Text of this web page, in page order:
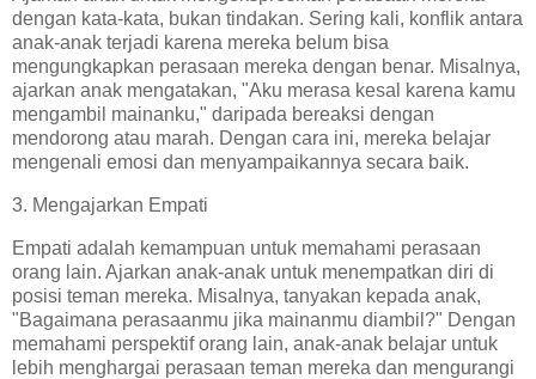
dengan kata-kata, bukan tindakan. Sering kali, konflik antara
anak-anak terjadi karena mereka belum bisa
mengungkapkan perasaan mereka dengan benar. Misalnya,
ajarkan anak mengatakan, "Aku merasa kesal karena kamu
mengambil mainanku," daripada bereaksi dengan
mendorong atau marah. Dengan cara ini, mereka belajar
mengenali emosi dan menyampaikannya secara baik.
3. Mengajarkan Empati
Empati adalah kemampuan untuk memahami perasaan
orang lain. Ajarkan anak-anak untuk menempatkan diri di
posisi teman mereka. Misalnya, tanyakan kepada anak,
"Bagaimana perasaanmu jika mainanmu diambil?" Dengan
memahami perspektif orang lain, anak-anak belajar untuk
lebih menghargai perasaan teman mereka dan mengurangi